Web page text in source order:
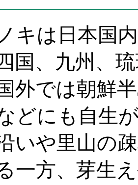
キは日本国
国、九州、
外では朝鮮
どにも自生
いや里山の
一方、芽生